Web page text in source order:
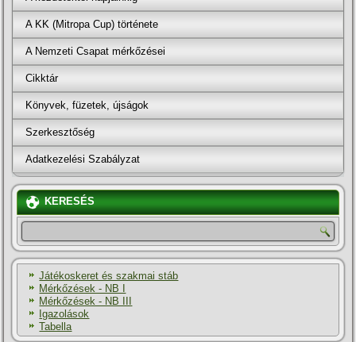
A KK (Mitropa Cup) története
A Nemzeti Csapat mérkőzései
Cikktár
Könyvek, füzetek, újságok
Szerkesztőség
Adatkezelési Szabályzat
KERESÉS
Játékoskeret és szakmai stáb
Mérkőzések - NB I
Mérkőzések - NB III
Igazolások
Tabella